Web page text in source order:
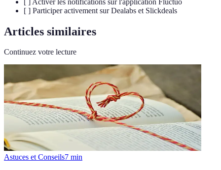
[ ] Participer activement sur Dealabs et Slickdeals
Articles similaires
Continuez votre lecture
Astuces et Conseils7 min